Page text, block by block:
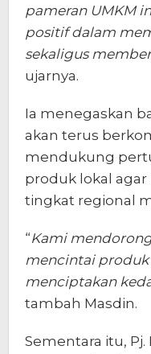
pameran UMKM
positif dalam
sekaligus
ujarnya.
Ia menegaskan
akan terus
mendukung
produk lokal
tingkat regional
“Kami
mencintai produk
menciptakan
tambah Masdin.
Sementara itu, Pj.